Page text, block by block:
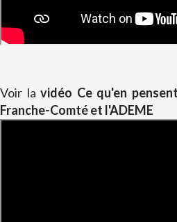
Voir lavidéo Ce qu'en
Franche-Comté et l'ADEME